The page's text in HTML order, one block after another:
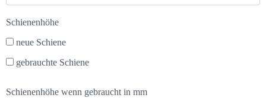
Schienenhöhe
neue Schiene
gebrauchte Schiene
Schienenhöhe wenn gebraucht in mm